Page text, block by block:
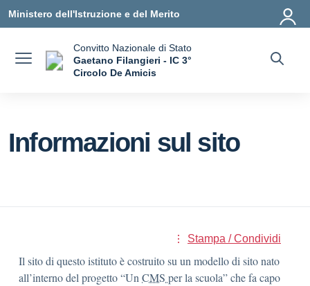
Ministero dell'Istruzione e del Merito
Convitto Nazionale di Stato
Gaetano Filangieri - IC 3°
Circolo De Amicis
Informazioni sul sito
Stampa / Condividi
Il sito di questo istituto è costruito su un modello di sito nato
all’interno del progetto “Un CMS per la scuola” che fa capo